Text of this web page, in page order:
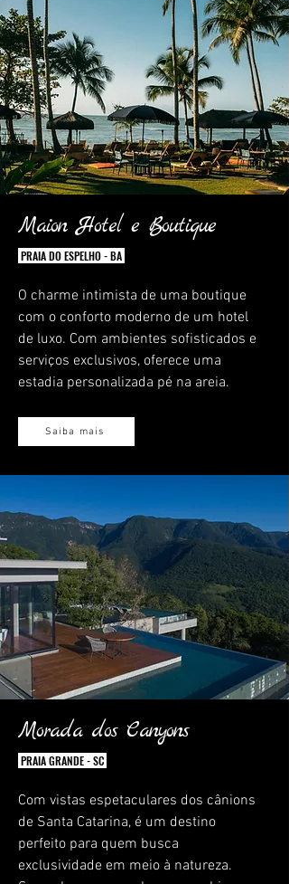
Maion Hotel e Boutique
PRAIA DO ESPELHO - BA
O charme intimista de uma boutique
com o conforto moderno de um hotel
de luxo. Com ambientes sofisticados e
serviços exclusivos, oferece uma
estadia personalizada pé na areia.
Saiba mais
Morada dos Canyons
PRAIA GRANDE - SC
Com vistas espetaculares dos cânions
de Santa Catarina, é um destino
perfeito para quem busca
exclusividade em meio à natureza.